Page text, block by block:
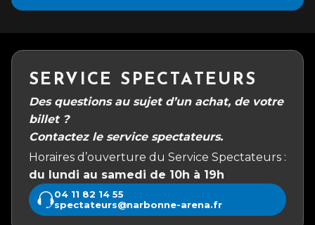
SERVICE SPECTATEURS
Des questions au sujet d’un achat, de votre
billet ?
Contactez le service spectateurs.
Horaires d’ouverture du Service Spectateurs :
du lundi au samedi de 10h à 19h
04 11 82 14 55
spectateurs@narbonne-arena.fr